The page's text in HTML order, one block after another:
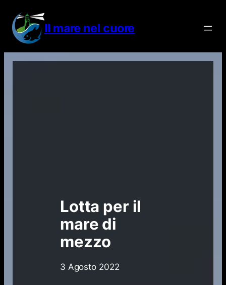
contenuto
Il mare nel cuore
Lotta per il
mare di
mezzo
3 Agosto 2022